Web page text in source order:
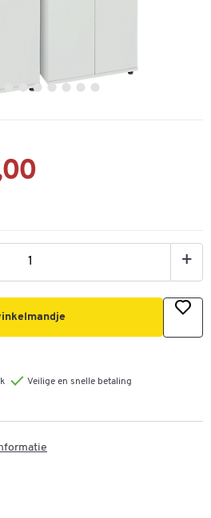
+
Veilige en snelle betaling